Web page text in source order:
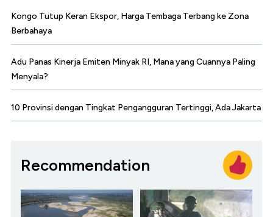
Kongo Tutup Keran Ekspor, Harga Tembaga Terbang ke Zona
Berbahaya
Adu Panas Kinerja Emiten Minyak RI, Mana yang Cuannya Paling
Menyala?
10 Provinsi dengan Tingkat Pengangguran Tertinggi, Ada Jakarta
Recommendation